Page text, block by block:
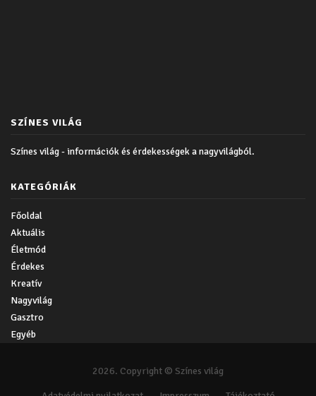
SZÍNES VILÁG
Színes világ - információk és érdekességek a nagyvilágból.
KATEGÓRIÁK
Főoldal
Aktuális
Életmód
Érdekes
Kreatív
Nagyvilág
Gasztro
Egyéb
2026. Copyright © Színes világ